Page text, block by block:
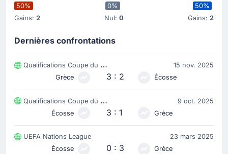
Andrews Tetteh a réussi la passe décisive ayant
conduit au but de son coéquipier.
43'
Changement de joueur
Vangelis Pavlidis
Andrews Tetteh
Grèce procède à un première changement. Vangelis
Pavlidis est remplacé par Andrews Tetteh ici à Le Pirée.
30'
Carte jaune
Lewis Ferguson
50%
Gains: 2
0%
Nul: 0
50%
Gains: 2
Dernières confrontations
Qualifications Coupe du Monde, UEFA
15 nov. 2025
Grèce
3 : 2 Écosse
Qualifications Coupe du Monde, UEFA
9 oct. 2025
Écosse
3 : 1 Grèce
UEFA Nations League
23 mars 2025
Écosse
0 : 3 Grèce